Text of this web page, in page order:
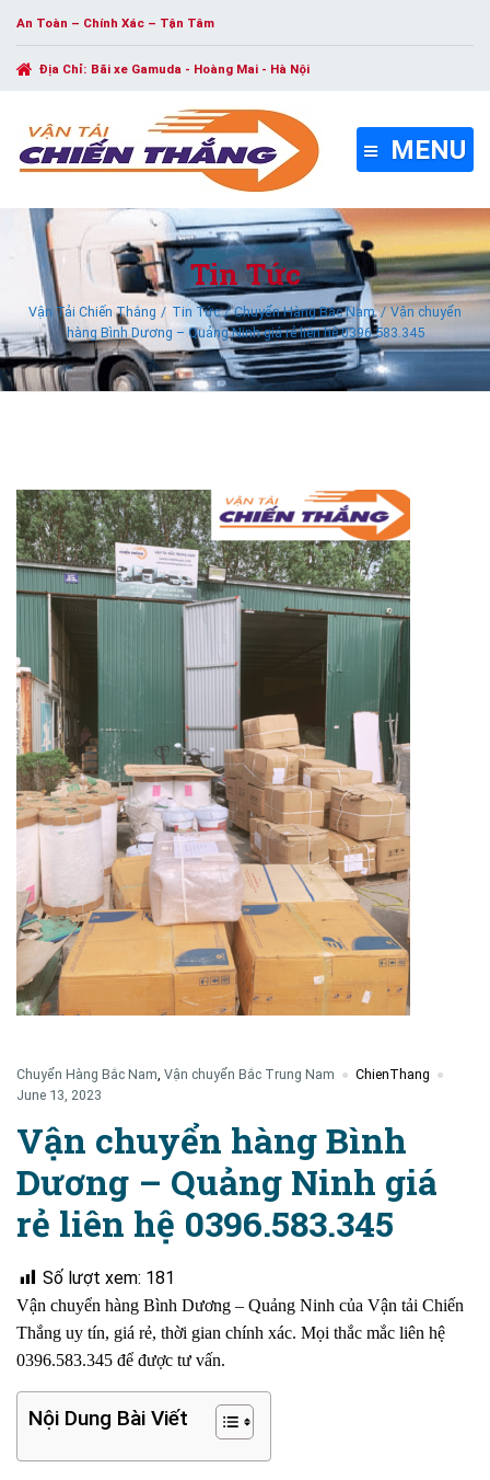
An Toàn – Chính Xác – Tận Tâm
Địa Chỉ: Bãi xe Gamuda - Hoàng Mai - Hà Nội
MENU
Tin Tức
Vận Tải Chiến Thắng Tin Tức Chuyển Hàng Bắc Nam
Vận chuyển
hàng Bình Dương – Quảng Ninh giá rẻ liên hệ 0396.583.345
Chuyển Hàng Bắc Nam, Vận chuyển Bắc Trung Nam
ChienThang
June 13, 2023
Vận chuyển hàng Bình
Dương – Quảng Ninh giá
rẻ liên hệ 0396.583.345
Số lượt xem: 181
Vận chuyển hàng Bình Dương – Quảng Ninh của Vận tải Chiến
Thắng uy tín, giá rẻ, thời gian chính xác. Mọi thắc mắc liên hệ
0396.583.345 để được tư vấn.
Nội Dung Bài Viết